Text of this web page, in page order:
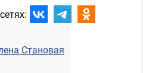
Становая